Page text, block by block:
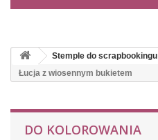
Stemple do scrapbookingu
Łucja z wiosennym bukietem
DO KOLOROWANIA